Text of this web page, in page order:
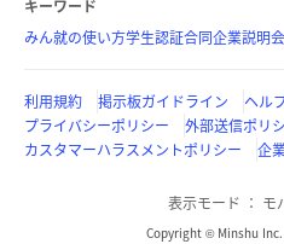
キーワード
みん就の使い方学生認証合同企業説明会
利用規約 掲示板ガイドライン ヘル
プライバシーポリシー
外部送信ポリ
カスタマーハラスメントポリシー
企
表示モード モ
Copyright © Minshu